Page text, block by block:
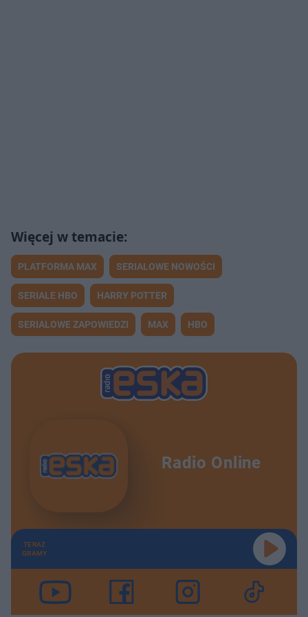
PLATFORMA MAX SERIALOWE NOWOŚCI
SERIALE HBO HARRY POTTER
SERIALOWE ZAPOWIEDZI MAX HBO
Radio Online
TERAZ
GRAMY